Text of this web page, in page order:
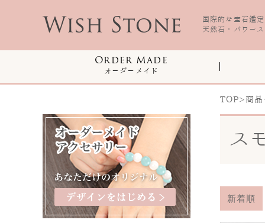
国際的な宝石鑑
天然石・パワー
Order Made
オーダーメイド
TOP>商
ス
新着順